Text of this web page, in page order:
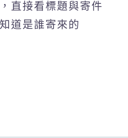
直接看標題與寄件
道是誰寄來的